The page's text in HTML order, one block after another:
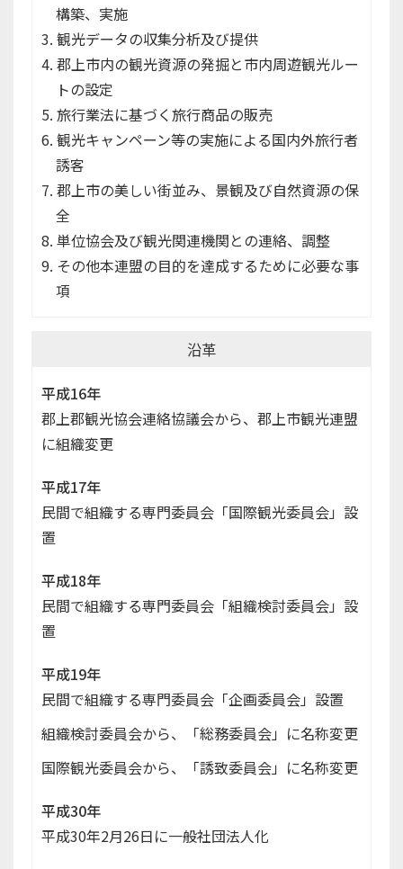
構築、実施
観光データの収集分析及び提供
郡上市内の観光資源の発掘と市内周遊観光ルー
トの設定
旅行業法に基づく旅行商品の販売
観光キャンペーン等の実施による国内外旅行者
誘客
郡上市の美しい街並み、景観及び自然資源の保
全
単位協会及び観光関連機関との連絡、調整
その他本連盟の目的を達成するために必要な事
項
沿革
平成16年
郡上郡観光協会連絡協議会から、郡上市観光連盟
に組織変更
平成17年
民間で組織する専門委員会「国際観光委員会」設
置
平成18年
民間で組織する専門委員会「組織検討委員会」設
置
平成19年
民間で組織する専門委員会「企画委員会」設置
組織検討委員会から、「総務委員会」に名称変更
国際観光委員会から、「誘致委員会」に名称変更
平成30年
平成30年2月26日に一般社団法人化